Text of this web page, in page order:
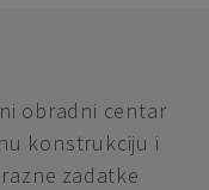
obradni centar
konstrukciju i
zadatke